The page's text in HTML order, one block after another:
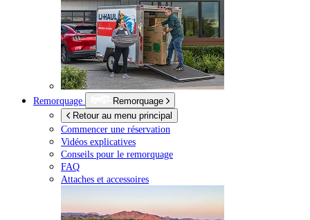
Remorquage
Remorquage
Retour au menu principal
Commencer une réservation
Vidéos explicatives
Conseils pour le remorquage
FAQ
Attaches et accessoires